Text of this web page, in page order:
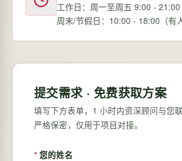
工作日：周一至周五 9:00 - 21:00
周末/节假日：10:00 - 18:00（有
提交需求 · 免费获取方案
填写下方表单，1 小时内资深顾问与您
严格保密，仅用于项目对接。
您的姓名